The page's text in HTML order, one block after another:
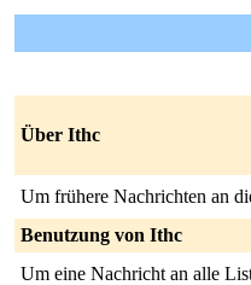
Über Ithc
Um frühere Nachrichten an
Benutzung von Ithc
Um eine Nachricht an alle